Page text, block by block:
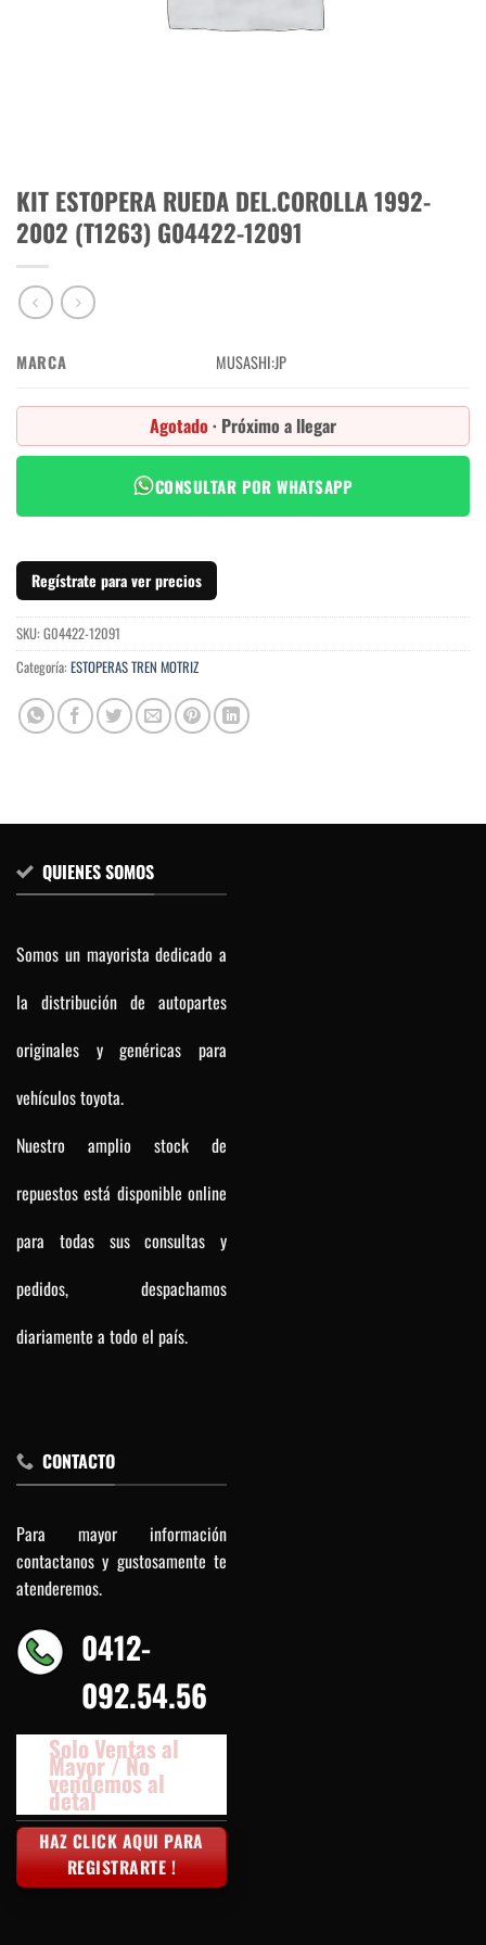
KIT ESTOPERA RUEDA DEL.COROLLA 1992-
2002 (T1263) G04422-12091
MARCA MUSASHI:JP
Agotado · Próximo a llegar
CONSULTAR POR WHATSAPP
Regístrate para ver precios
SKU: G04422-12091
Categoría: ESTOPERAS TREN MOTRIZ
QUIENES SOMOS
Somos un mayorista dedicado a
la distribución de autopartes
originales y genéricas para
vehículos toyota.
Nuestro amplio stock de
repuestos está disponible online
para todas sus consultas y
pedidos, despachamos
diariamente a todo el país.
CONTACTO
Para mayor información
contactanos y gustosamente te
atenderemos.
0412-
092.54.56
Solo Ventas al
Mayor / No
vendemos al
detal
HAZ CLICK AQUI PARA
REGISTRARTE !